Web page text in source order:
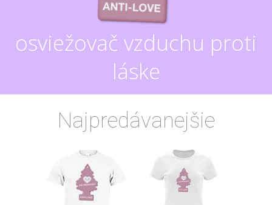
osviežovač vzduchu proti
láske
Najpredávanejšie